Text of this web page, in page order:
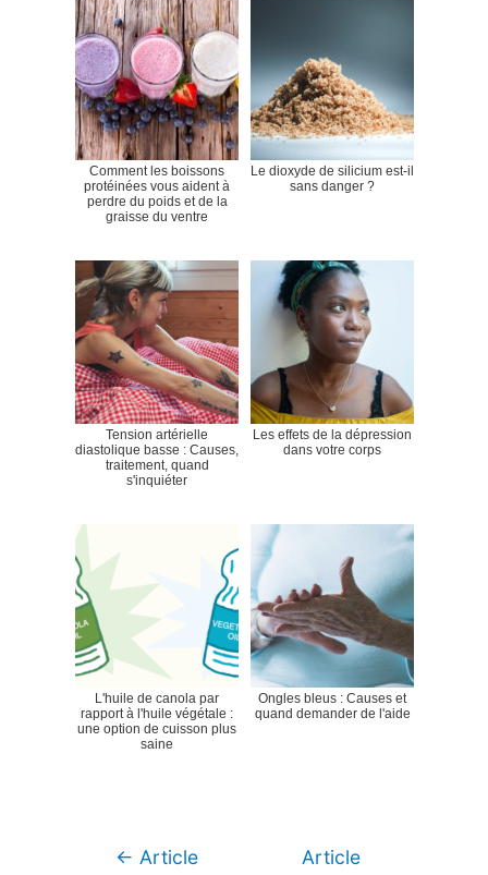
Comment les boissons
protéinées vous aident à
perdre du poids et de la
graisse du ventre
Le dioxyde de silicium est-il
sans danger ?
Tension artérielle
diastolique basse : Causes,
traitement, quand
s'inquiéter
Les effets de la dépression
dans votre corps
L'huile de canola par
rapport à l'huile végétale :
une option de cuisson plus
saine
Ongles bleus : Causes et
quand demander de l'aide
Navigation
← Article
Article